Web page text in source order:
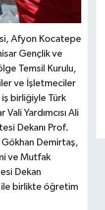
Afyon Kocatepe
Gençlik ve
Temsil Kurulu,
ve İşletmeciler
birliğiyle Türk
Yardımcısı Ali
Dekanı Prof.
Gökhan Demirtaş,
ve Mutfak
Dekan
ile birlikte öğretim